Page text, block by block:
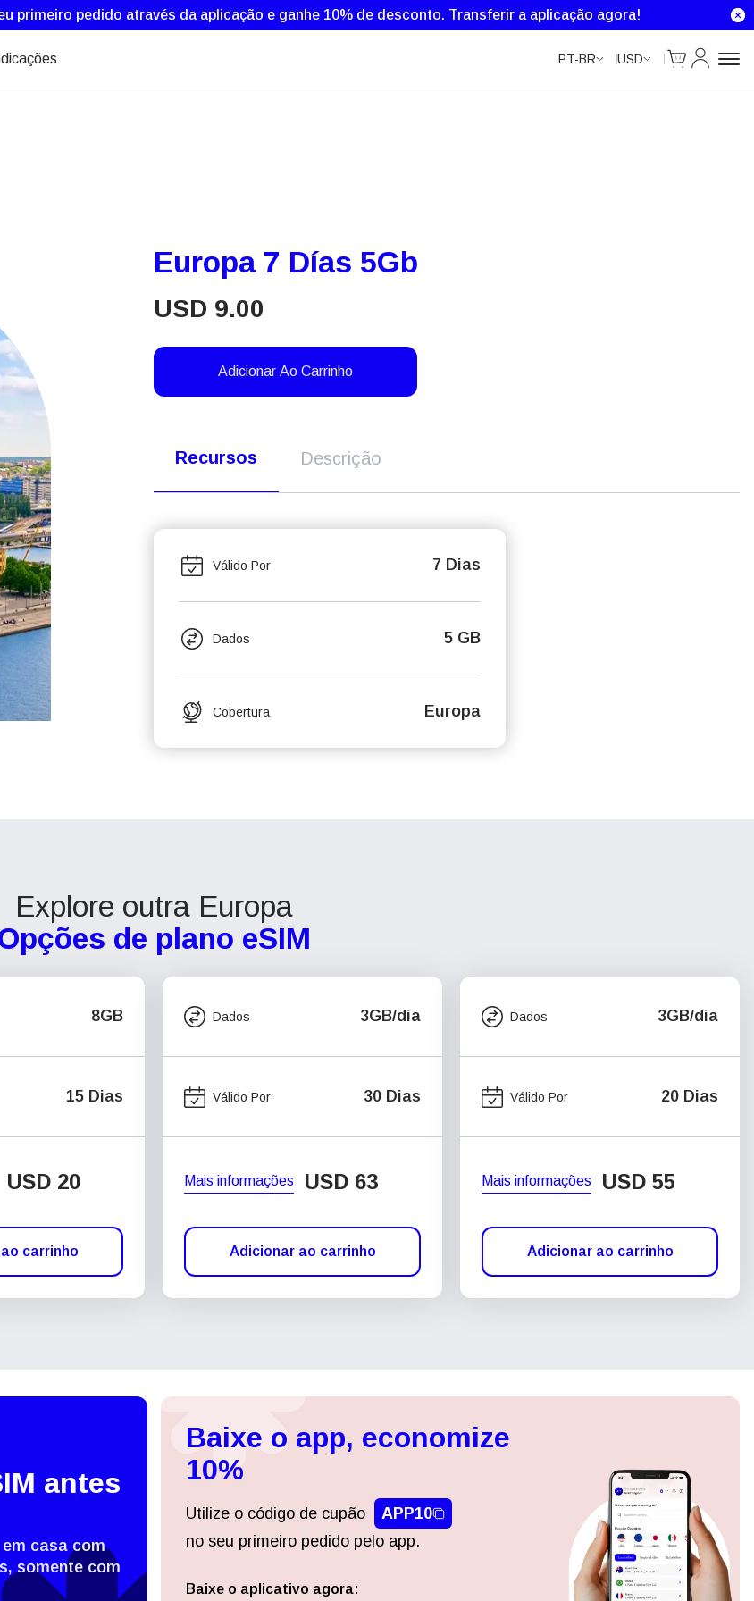
primeiro pedido através da aplicação e ganhe 10% de desconto. Transferir a aplicação agora!
PT-BR USD
Cart
Minha
Europa 7 Días 5Gb
USD 9.00
Adicionar Ao Carrinho
Recursos Descrição
Válido Por 7 Dias
Dados 5 GB
Cobertura Europa
Explore outra Europa
de plano eSIM
8GB
15 Dias
USD 20
carrinho
Dados 3GB/dia
Válido Por 30 Dias
Mais informações USD 63
Adicionar ao carrinho
Dados 3GB/dia
Válido Por 20 Dias
Mais informações USD 55
Adicionar ao carrinho
antes
casa com
somente com
Baixe o app, economize
10%
Utilize o código de cupão
APP10
no seu primeiro pedido pelo app.
Baixe o aplicativo agora:
Entrar ou criar conta